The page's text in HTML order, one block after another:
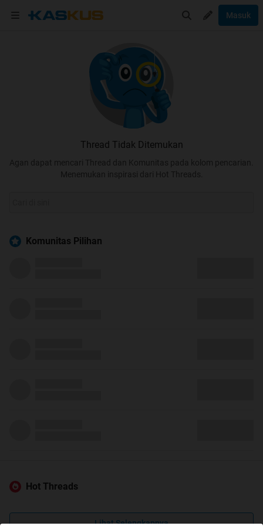
Masuk
Thread Tidak Ditemukan
Agan dapat mencari Thread dan Komunitas pada kolom pencarian.
Menemukan inspirasi dari Hot Threads.
Komunitas Pilihan
Hot Threads
Lihat Selengkapnya